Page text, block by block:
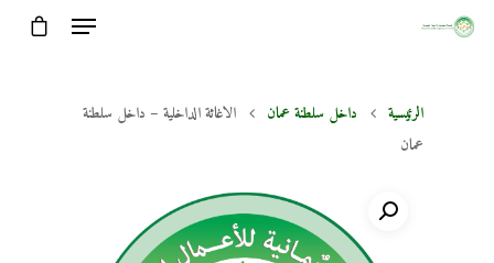
الرئيسية داخل سلطنة عمان
الاغاثة الداخلية – داخل سلطنة
عمان